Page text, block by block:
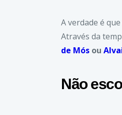
A verdade é
Através da
de Mós ou
Não